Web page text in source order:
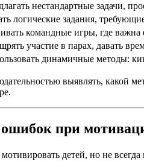
нестандартные задачи,
логические задания,
командные игры, где важна
участие в парах, давать
динамичные методы:
выявлять, какой
при
детей, но не